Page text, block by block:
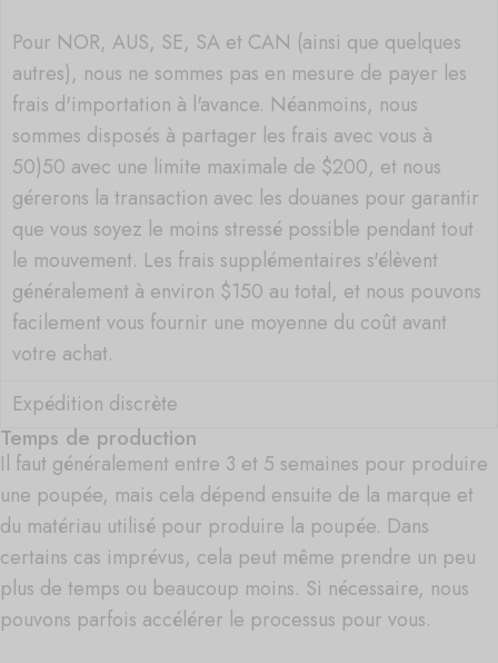
Pour NOR, AUS, SE, SA et CAN (ainsi que quelques
autres), nous ne sommes pas en mesure de payer les
frais d'importation à l'avance. Néanmoins, nous
sommes disposés à partager les frais avec vous à
50)50 avec une limite maximale de $200, et nous
gérerons la transaction avec les douanes pour garantir
que vous soyez le moins stressé possible pendant tout
le mouvement. Les frais supplémentaires s'élèvent
généralement à environ $150 au total, et nous pouvons
facilement vous fournir une moyenne du coût avant
votre achat.
Expédition discrète
Temps de production
Il faut généralement entre 3 et 5 semaines pour produire
une poupée, mais cela dépend ensuite de la marque et
du matériau utilisé pour produire la poupée. Dans
certains cas imprévus, cela peut même prendre un peu
plus de temps ou beaucoup moins. Si nécessaire, nous
pouvons parfois accélérer le processus pour vous.